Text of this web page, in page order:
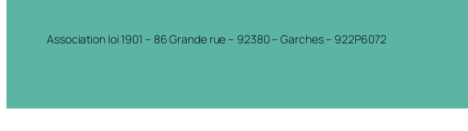
Association loi 1901 – 86 Grande rue – 92380 – Garches – 922P6072